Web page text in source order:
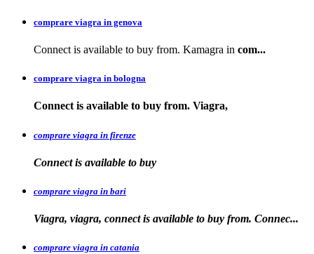
comprare viagra in genova
Connect is available to buy from. Kamagra in com...
comprare viagra in bologna
Connect is available to buy from. Viagra,
comprare viagra in firenze
Connect is available to buy
comprare viagra in bari
Viagra, viagra, connect is available to buy from. Connec...
comprare viagra in catania